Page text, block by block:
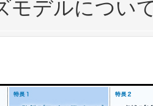
モデルについ